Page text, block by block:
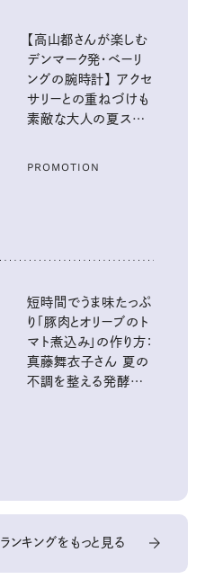
【高山都さんが楽しむ
デンマーク発・ベーリ
ングの腕時計】 アクセ
サリーとの重ねづけも
素敵な大人の夏スタイ
PROMOTION
短時間でうま味たっぷ
り「豚肉とオリーブのト
マト煮込み」の作り方：
真藤舞衣子さん 夏の
不調を整える発酵レ
ランキングをもっと見る